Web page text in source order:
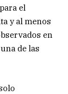
el
y al menos
en
de las